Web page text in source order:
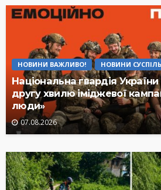
НОВИНИ ВАЖЛИВО! НОВИНИ
Національна гвардія
другу хвилю іміджевої
люди»
07.08.2026